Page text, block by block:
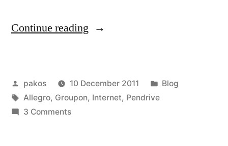
Continue reading “Pendrive
allegro,
inne.”
Posted
by
pakos 10 December 2011
Posted
Blog
Tags:
Allegro, Groupon, Internet, Pendrive
3 Commentson